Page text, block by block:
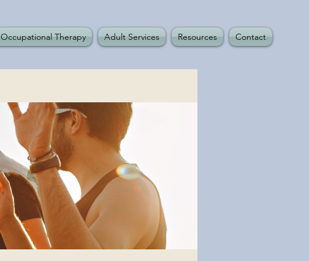
Occupational Therapy Adult Services Resources Contact